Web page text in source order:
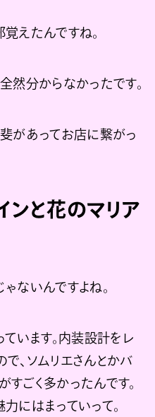
えたんですね。
然分からなかったです。
があってお店に繋がっ
ンと花のマリア
ないんですよね。
ています。内装設計をレ
、ソムリエさんとかバ
ごく多かったんです。
にはまっていって。